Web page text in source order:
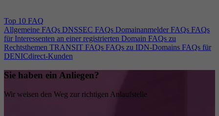
Top 10 FAQ
Allgemeine FAQs DNSSEC FAQs Domainanmelder FAQs FAQs
für Interessenten an einer registrierten Domain FAQs zu
Rechtsthemen TRANSIT FAQs FAQs zu IDN-Domains FAQs für
DENICdirect-Kunden
Sie haben ein Anliegen?
Wir weisen den Weg zur richtigen Anlaufstelle